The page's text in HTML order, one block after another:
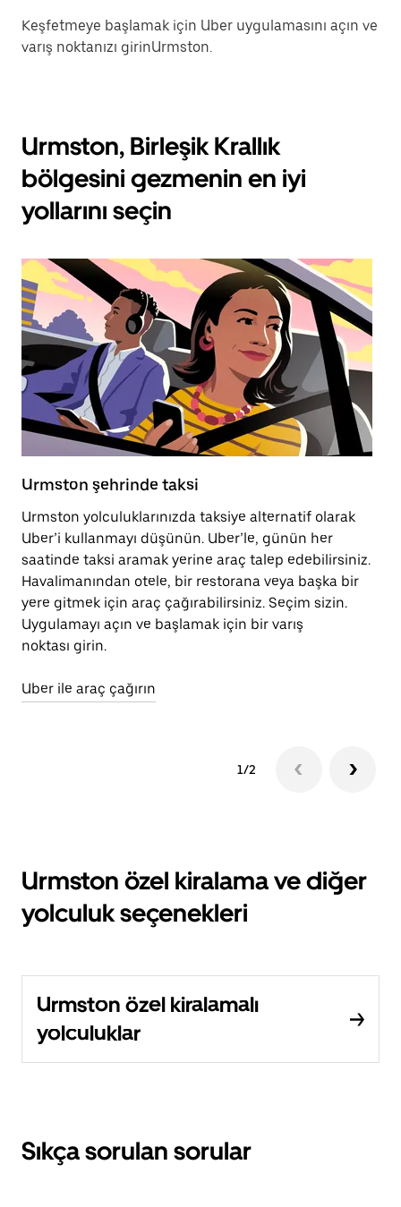
Keşfetmeye başlamak için Uber uygulamasını açın ve
varış noktanızı girinUrmston.
Urmston, Birleşik Krallık
bölgesini gezmenin en iyi
yollarını seçin
Urmston şehrinde taksi
Urmston yolculuklarınızda taksiye alternatif olarak
Uber’i kullanmayı düşünün. Uber’le, günün her
saatinde taksi aramak yerine araç talep edebilirsiniz.
Havalimanından otele, bir restorana veya başka bir
yere gitmek için araç çağırabilirsiniz. Seçim sizin.
Uygulamayı açın ve başlamak için bir varış
noktası girin.
Uber ile araç çağırın
1/2
Urmston özel kiralama ve diğer
yolculuk seçenekleri
Urmston özel kiralamalı
yolculuklar
Sıkça sorulan sorular